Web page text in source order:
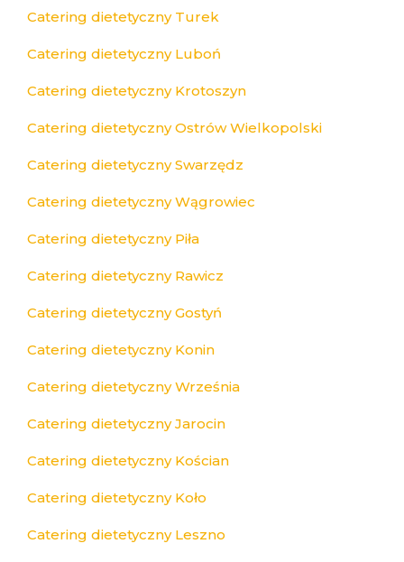
Catering dietetyczny Turek
Catering dietetyczny Luboń
Catering dietetyczny Krotoszyn
Catering dietetyczny Ostrów Wielkopolski
Catering dietetyczny Swarzędz
Catering dietetyczny Wągrowiec
Catering dietetyczny Piła
Catering dietetyczny Rawicz
Catering dietetyczny Gostyń
Catering dietetyczny Konin
Catering dietetyczny Września
Catering dietetyczny Jarocin
Catering dietetyczny Kościan
Catering dietetyczny Koło
Catering dietetyczny Leszno